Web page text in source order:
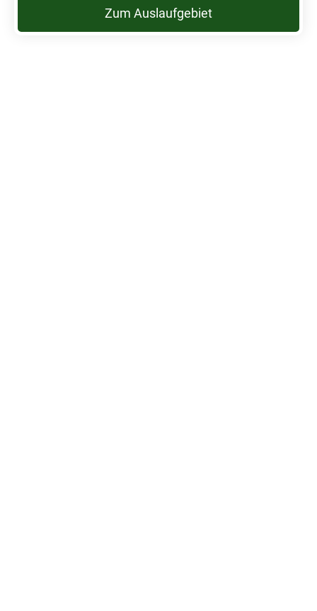
Zum Auslaufgebiet